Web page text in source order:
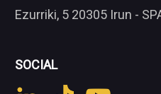
Ezurriki, 5 20305 Irun -
SOCIAL